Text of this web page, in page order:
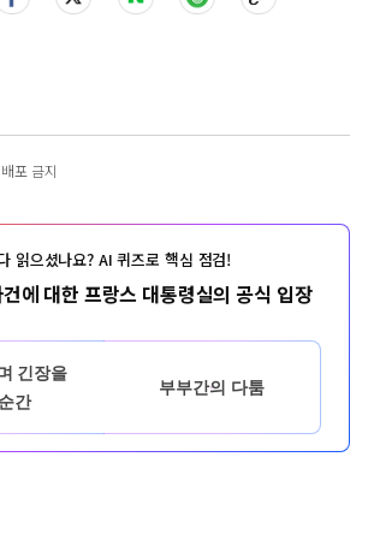
포 금지
읽으셨나요? AI 퀴즈로 핵심 점검!
에 대한 프랑스 대통령실의 공식 입장
긴장을
간
부부간의 다툼